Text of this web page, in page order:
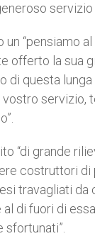
servizio
“pensiamo
offerto la sua
di questa
vostro
“di grande
costruttori
travagliati da
di fuori di